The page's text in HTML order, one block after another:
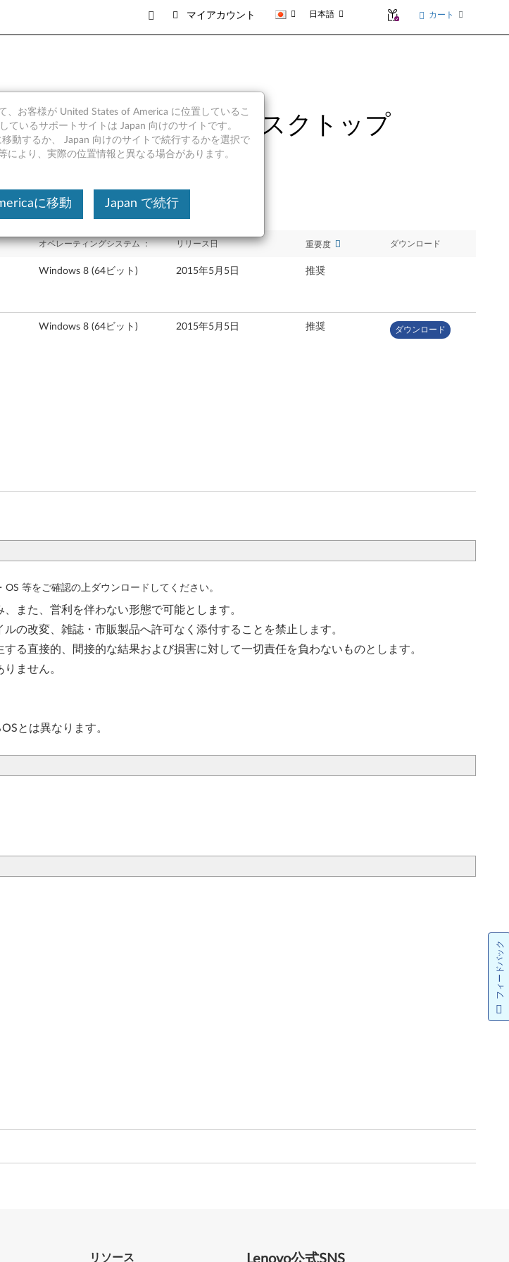
マイアカウント 日本語 カート
Windows 8 (64bit) - デスクトップ
オペレーティングシステム ： リリース日 重要度 ダウンロード
Windows 8 (64ビット) 2015年5月5日 推奨
Windows 8 (64ビット) 2015年5月5日 推奨 ダウンロード
等をご確認の上ダウンロードしてください。
また、営利を伴わない形態で可能とします。
の改変、雑誌・市販製品へ許可なく添付することを禁止します。
る直接的、間接的な結果および損害に対して一切責任を負わないものとします。
ません。
とは異なります。
Lenovo公式SNS
、お客様が United States of America に位置しているこ
ているサポートサイトは Japan 向けのサイトです。
動するか、 Japan 向けのサイトで続行するかを選択で
より、実際の位置情報と異なる場合があります。
に移動 Japan で続行
リソース
フィードバック